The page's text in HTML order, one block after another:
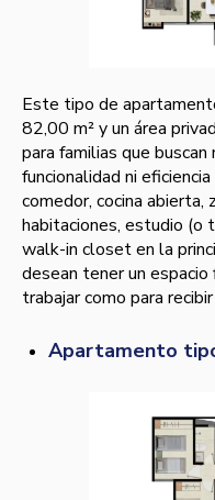
Este tipo de
82,00 m² y un área
para familias que
funcionalidad ni
comedor, cocina abierta,
habitaciones, estudio (o
walk-in closet en la
desean tener un
trabajar como para
Apartamento